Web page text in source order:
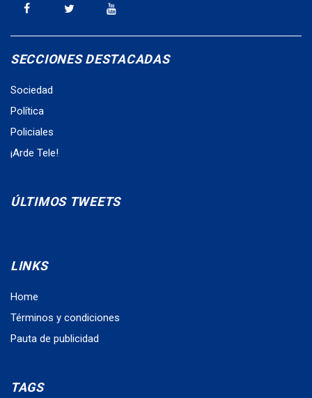
SECCIONES DESTACADAS
Sociedad
Política
Policiales
¡Arde Tele!
ÚLTIMOS TWEETS
LINKS
Home
Términos y condiciones
Pauta de publicidad
TAGS